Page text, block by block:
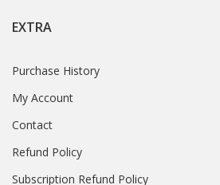
EXTRA
Purchase History
My Account
Contact
Refund Policy
Subscription Refund Policy